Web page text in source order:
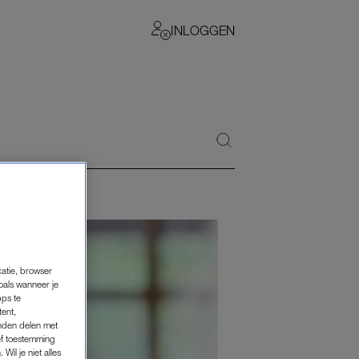
INLOGGEN
browser
wanneer je
te
delen met
toestemming
Wil je niet alles